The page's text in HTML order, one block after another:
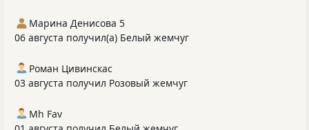
Марина Денисова 5
06 августа получил(а) Белый жемчуг
Роман Цивинскас
03 августа получил Розовый жемчуг
Mh Fav